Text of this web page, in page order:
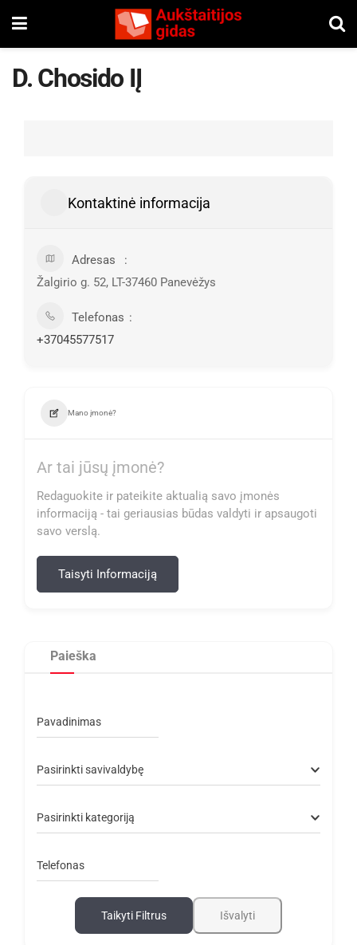
D. Chosido IĮ
Kontaktinė informacija
Adresas
Žalgirio g. 52, LT-37460 Panevėžys
Telefonas
+37045577517
Mano įmonė?
Ar tai jūsų įmonė?
Redaguokite ir pateikite aktualią savo įmonės
informaciją - tai geriausias būdas valdyti ir apsaugoti
savo verslą.
Taisyti Informaciją
Paieška
Pavadinimas
Pasirinkti savivaldybę
Pasirinkti kategoriją
Telefonas
Taikyti Filtrus Išvalyti